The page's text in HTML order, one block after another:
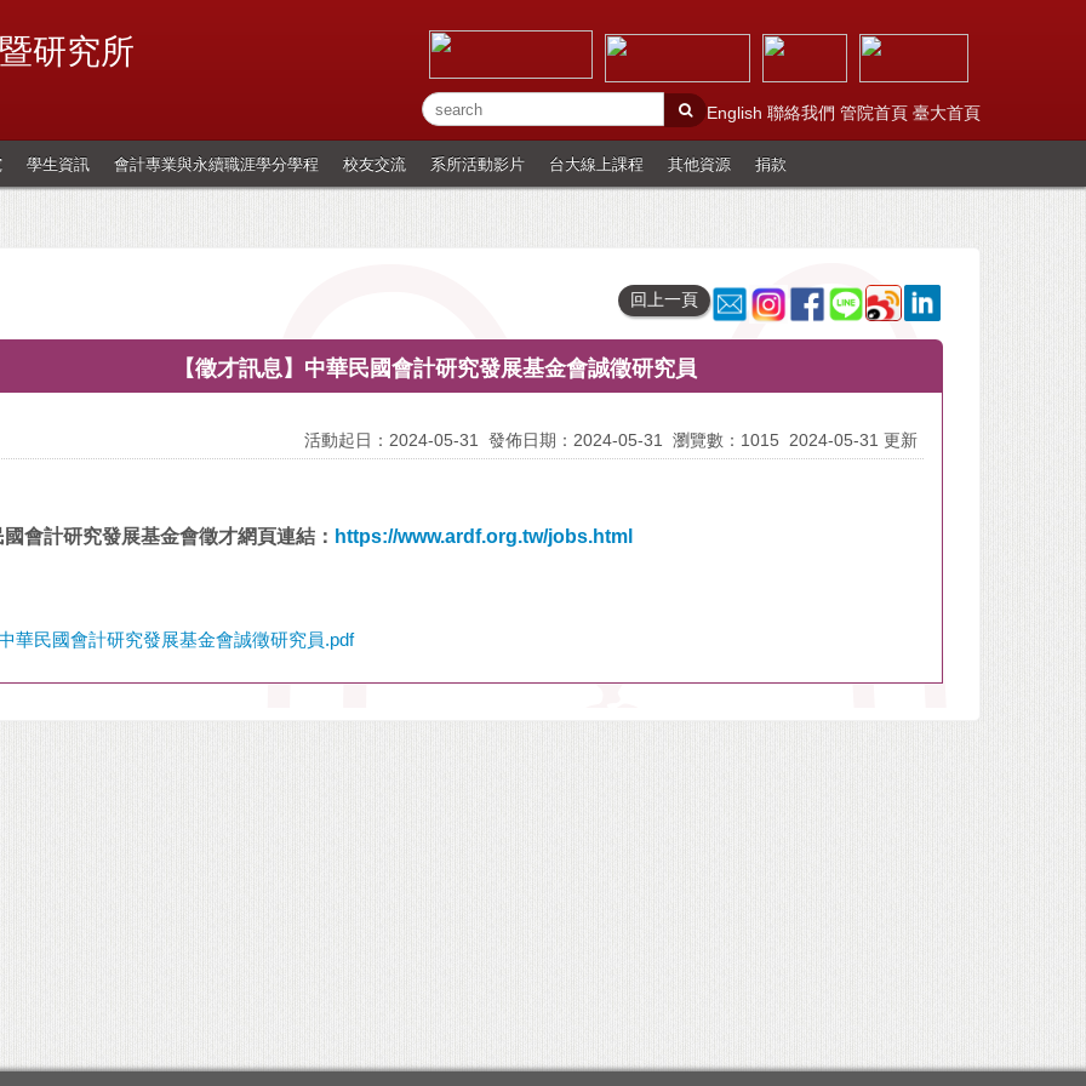
研究所
English 聯絡我們 管院首頁 臺大首頁
學生資訊 會計專業與永續職涯學分學程 校友交流 系所活動影片 台大線上課程 其他資源 捐款
回上一頁
【徵才訊息】中華民國會計研究發展基金會誠徵研究員
活動起日：2024-05-31 發佈日期：2024-05-31 瀏覽數：1015 2024-05-31 更新
會計研究發展基金會徵才網頁連結： https://www.ardf.org.tw/jobs.html
華民國會計研究發展基金會誠徵研究員.pdf